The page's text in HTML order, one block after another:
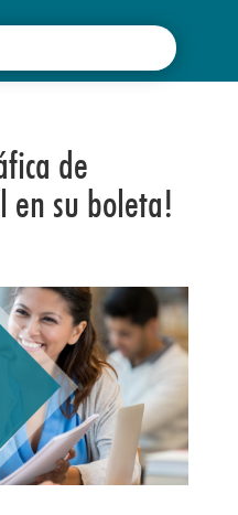
de
en su boleta!